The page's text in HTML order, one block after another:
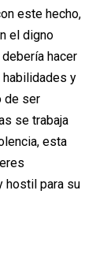
este hecho,
el digno
hacer
habilidades y
de ser
se trabaja
esta
hostil para su